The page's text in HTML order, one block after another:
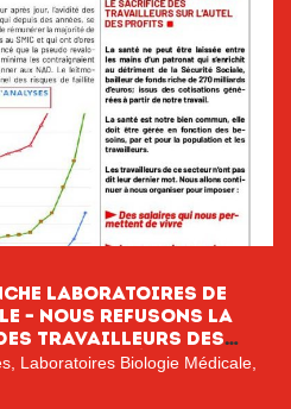
LABORATOIRES DE
– NOUS REFUSONS LA
TRAVAILLEURS DES
BIOLOGIE MÉDICALE
, Laboratoires Biologie Médicale,